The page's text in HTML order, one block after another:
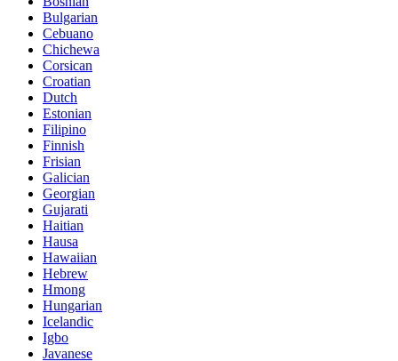
Bulgarian
Cebuano
Chichewa
Corsican
Croatian
Dutch
Estonian
Filipino
Finnish
Frisian
Galician
Georgian
Gujarati
Haitian
Hausa
Hawaiian
Hebrew
Hmong
Hungarian
Icelandic
Igbo
Javanese